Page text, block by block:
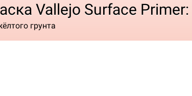
Vallejo Surface Primer:
грунта